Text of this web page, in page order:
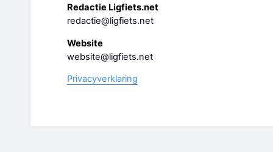
Redactie Ligfiets.net
redactie@ligfiets.net
Website
website@ligfiets.net
Privacyverklaring